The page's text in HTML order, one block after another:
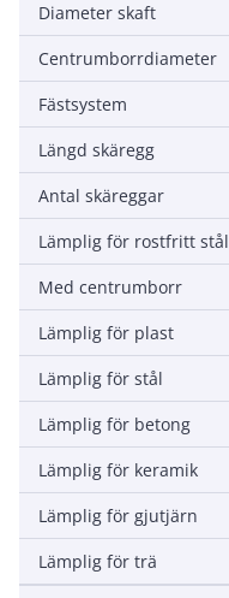
Diameter skaft
Centrumborrdiameter
Fästsystem
Längd skäregg
Antal skäreggar
Lämplig för rostfritt stål
Med centrumborr
Lämplig för plast
Lämplig för stål
Lämplig för betong
Lämplig för keramik
Lämplig för gjutjärn
Lämplig för trä